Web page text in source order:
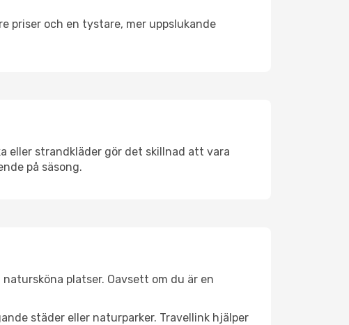
priser och en tystare, mer uppslukande
eller strandkläder gör det skillnad att vara
på säsong.
platser. Oavsett om du är en
städer eller naturparker. Travellink hjälper